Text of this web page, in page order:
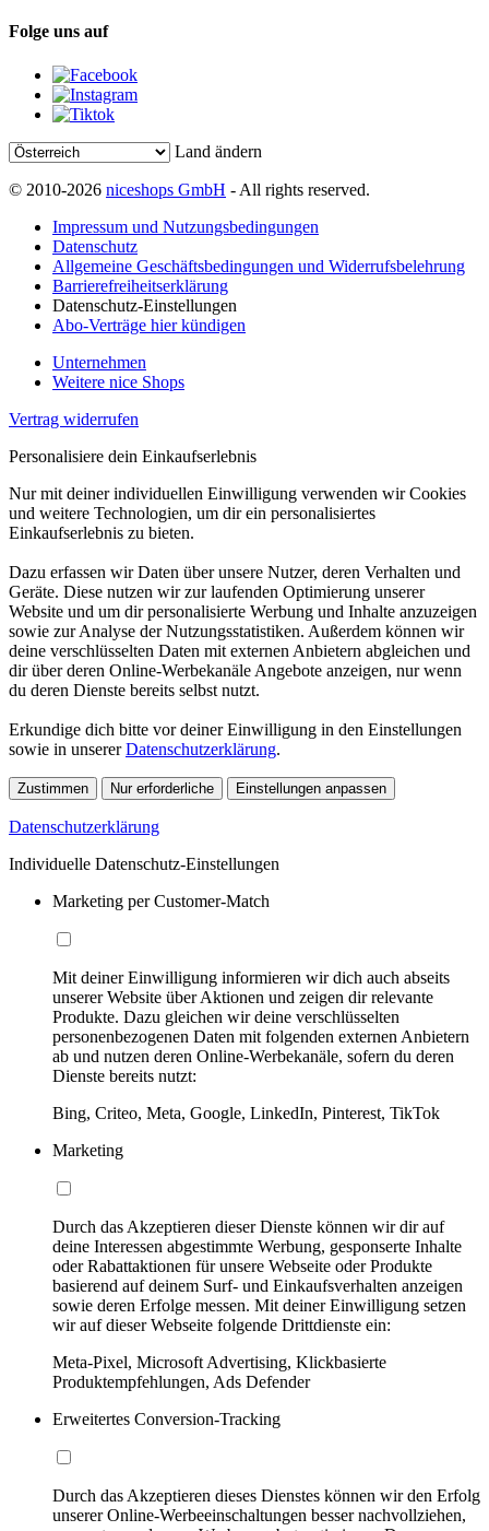
Folge uns auf
Land ändern
© 2010-2026 niceshops GmbH - All rights reserved.
Impressum und Nutzungsbedingungen
Datenschutz
Allgemeine Geschäftsbedingungen und Widerrufsbelehrung
Barrierefreiheitserklärung
Datenschutz-Einstellungen
Abo-Verträge hier kündigen
Unternehmen
Weitere nice Shops
Vertrag widerrufen
Personalisiere dein Einkaufserlebnis
Nur mit deiner individuellen Einwilligung verwenden wir Cookies
und weitere Technologien, um dir ein personalisiertes
Einkaufserlebnis zu bieten.
Dazu erfassen wir Daten über unsere Nutzer, deren Verhalten und
Geräte. Diese nutzen wir zur laufenden Optimierung unserer
Website und um dir personalisierte Werbung und Inhalte anzuzeigen
sowie zur Analyse der Nutzungsstatistiken. Außerdem können wir
deine verschlüsselten Daten mit externen Anbietern abgleichen und
dir über deren Online-Werbekanäle Angebote anzeigen, nur wenn
du deren Dienste bereits selbst nutzt.
Erkundige dich bitte vor deiner Einwilligung in den Einstellungen
sowie in unsererDatenschutzerklärung.
Zustimmen Nur erforderliche Einstellungen anpassen
Datenschutzerklärung
Individuelle Datenschutz-Einstellungen
Marketing per Customer-Match
Mit deiner Einwilligung informieren wir dich auch abseits
unserer Website über Aktionen und zeigen dir relevante
Produkte. Dazu gleichen wir deine verschlüsselten
personenbezogenen Daten mit folgenden externen Anbietern
ab und nutzen deren Online-Werbekanäle, sofern du deren
Dienste bereits nutzt:
Bing, Criteo, Meta, Google, LinkedIn, Pinterest, TikTok
Marketing
Durch das Akzeptieren dieser Dienste können wir dir auf
deine Interessen abgestimmte Werbung, gesponserte Inhalte
oder Rabattaktionen für unsere Webseite oder Produkte
basierend auf deinem Surf- und Einkaufsverhalten anzeigen
sowie deren Erfolge messen. Mit deiner Einwilligung setzen
wir auf dieser Webseite folgende Drittdienste ein:
Meta-Pixel, Microsoft Advertising, Klickbasierte
Produktempfehlungen, Ads Defender
Erweitertes Conversion-Tracking
Durch das Akzeptieren dieses Dienstes können wir den Erfolg
unserer Online-Werbeeinschaltungen besser nachvollziehen,